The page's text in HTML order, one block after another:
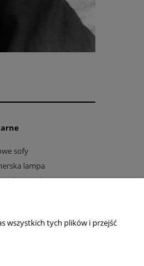
sofy
lampa
stoliki
wszystkich tych plików i przejść